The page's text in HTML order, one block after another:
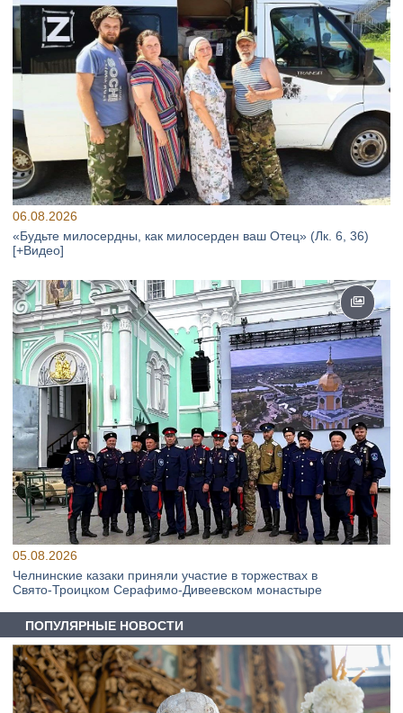
06.08.2026
«Будьте милосердны, как милосерден ваш Отец» (Лк. 6, 36)
[+Видео]
05.08.2026
Челнинские казаки приняли участие в торжествах в
Свято‑Троицком Серафимо‑Дивеевском монастыре
ПОПУЛЯРНЫЕ НОВОСТИ